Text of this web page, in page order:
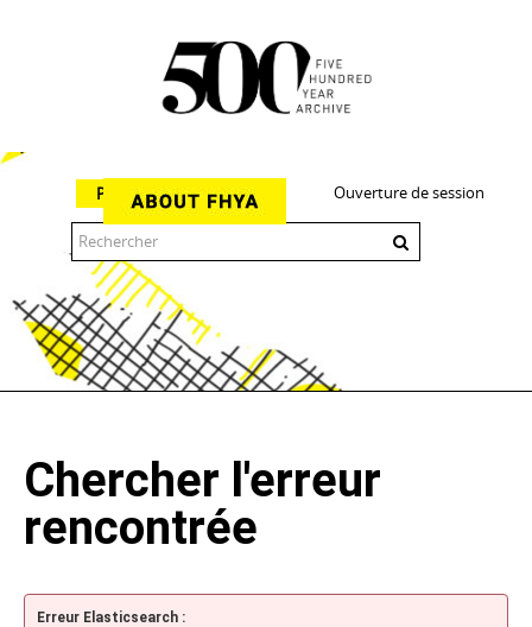
Ouverture de session
Parcourir
Chercher l'erreur
rencontrée
Erreur Elasticsearch :